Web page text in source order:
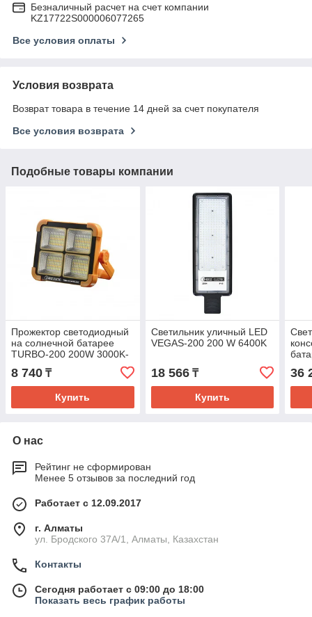
Безналичный расчет на счет компании
KZ17722S000006077265
Все условия оплаты
Условия возврата
Возврат товара в течение 14 дней за счет покупателя
Все условия возврата
Подобные товары компании
Прожектор светодиодный
на солнечной батарее
TURBO-200 200W 3000K-
4200K-6400K
8 740 ₸
Купить
Светильник уличный LED
VEGAS-200 200 W 6400K
18 566₸
Купить
36
О нас
Рейтинг не сформирован
Менее 5 отзывов за последний год
Работает с 12.09.2017
г. Алматы
ул. Бродского 37А/1, Алматы, Казахстан
Контакты
Сегодня работает с 09:00 до 18:00
Показать весь график работы